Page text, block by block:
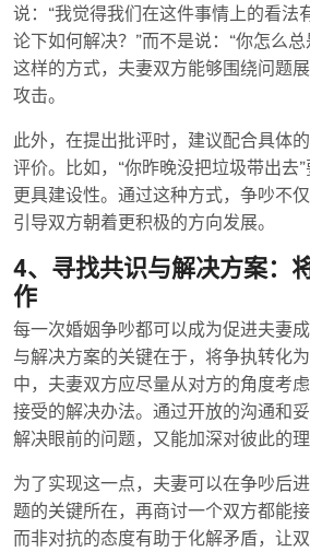
说：“我觉得我们在这件事情上的看法
论下如何解决？”而不是说：“你怎么
这样的方式，夫妻双方能够围绕问题
攻击。
此外，在提出批评时，建议配合具体
评价。比如，“你昨晚没把垃圾带出去
更具建设性。通过这种方式，争吵不
引导双方朝着更积极的方向发展。
4、寻找共识与解决方案：
作
每一次婚姻争吵都可以成为促进夫妻
与解决方案的关键在于，将争执转化
中，夫妻双方应尽量从对方的角度考
接受的解决办法。通过开放的沟通和
解决眼前的问题，又能加深对彼此的理
为了实现这一点，夫妻可以在争吵后
题的关键所在，再商讨一个双方都能
而非对抗的态度有助于化解矛盾，让